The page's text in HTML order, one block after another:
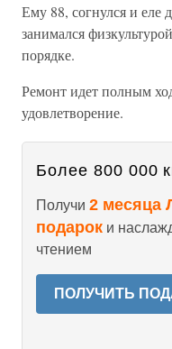
Ему 88, согнулся и еле
занимался
порядке.
Ремонт идет полным
удовлетворение.
Более 800 000
Получи 2 месяца
подарок и
чтением
ПОЛУЧИТЬ